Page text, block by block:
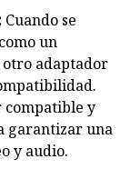
Cuando se
un
otro adaptador
compatible y
garantizar una
y audio.